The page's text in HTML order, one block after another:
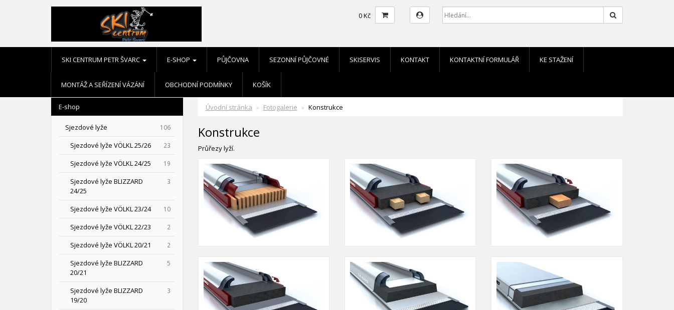
0 Kč
SKI CENTRUM PETR ŠVARC E-SHOP PŮJČOVNA SEZONNÍ PŮJČOVNÉ SKISERVIS KONTAKT KONTAKTNÍ FORMULÁŘ KE STAŽENÍ
MONTÁŽ A SEŘÍZENÍ VÁZÁNÍ OBCHODNÍ PODMÍNKY KOŠÍK
Úvodní stránka Fotogalerie Konstrukce
Konstrukce
Průřezy lyží.
E-shop
Sjezdové lyže 106
Sjezdové lyže VÖLKL 25/26 23
Sjezdové lyže VÖLKL 24/25 19
Sjezdové lyže BLIZZARD
24/25
3
Sjezdové lyže VÖLKL 23/24 10
Sjezdové lyže VÖLKL 22/23 2
Sjezdové lyže VÖLKL 20/21 2
Sjezdové lyže BLIZZARD
20/21
5
Sjezdové lyže BLIZZARD
19/20
3